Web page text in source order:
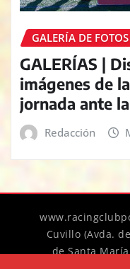
GALERÍA DE FOTOS
GALERÍAS |
imágenes de
jornada ante
Redacción
Cuvillo (Avda.
de Santa